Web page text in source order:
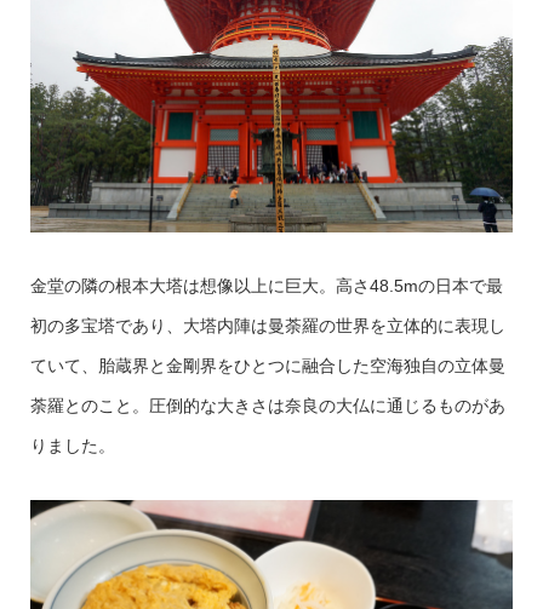
金堂の隣の根本大塔は想像以上に巨大。高さ48.5mの日本で最
初の多宝塔であり、大塔内陣は曼荼羅の世界を立体的に表現し
ていて、胎蔵界と金剛界をひとつに融合した空海独自の立体曼
荼羅とのこと。圧倒的な大きさは奈良の大仏に通じるものがあ
りました。